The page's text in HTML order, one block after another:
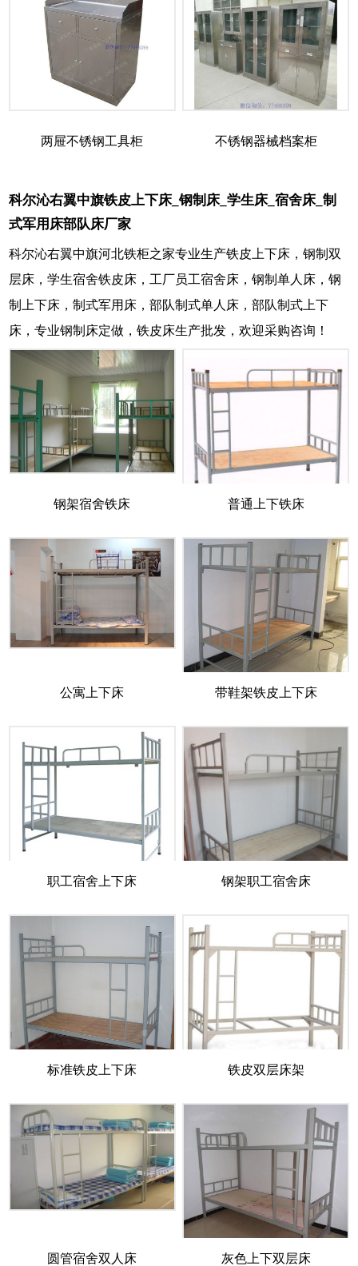
两屉不锈钢工具柜 不锈钢器械档案柜
科尔沁右翼中旗铁皮上下床_钢制床_学生床_宿舍床_制
式军用床部队床厂家
科尔沁右翼中旗河北铁柜之家专业生产铁皮上下床，钢制双
层床，学生宿舍铁皮床，工厂员工宿舍床，钢制单人床，钢
制上下床，制式军用床，部队制式单人床，部队制式上下
床，专业钢制床定做，铁皮床生产批发，欢迎采购咨询！
钢架宿舍铁床 普通上下铁床
公寓上下床 带鞋架铁皮上下床
职工宿舍上下床 钢架职工宿舍床
标准铁皮上下床 铁皮双层床架
圆管宿舍双人床 灰色上下双层床